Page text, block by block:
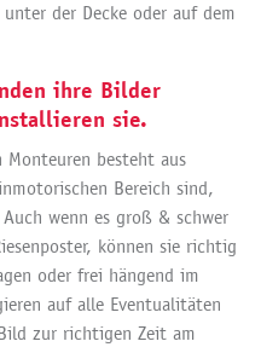
der Decke oder auf dem
ihre Bilder
sie.
Monteuren besteht aus
Bereich sind,
wenn es groß & schwer
können sie richtig
oder frei hängend im
auf alle Eventualitäten
zur richtigen Zeit am